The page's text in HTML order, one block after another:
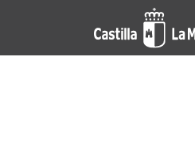
Pasar al contenido principal
Actualidad de